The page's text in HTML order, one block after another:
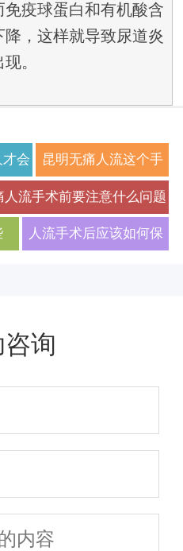
疫球蛋白和有机酸含
，这样就导致尿道炎
。
会 昆明无痛人流这个手
术需要多少钱
人流手术前要注意什么问题
人流手术后应该如何保
咨询